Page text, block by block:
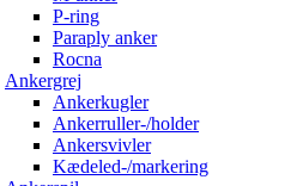
P-ring
Paraply anker
Rocna
Ankergrej
Ankerkugler
Ankerruller-/holder
Ankersvivler
Kædeled-/markering